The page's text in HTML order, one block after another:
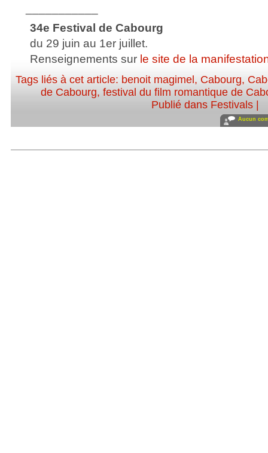
34e Festival de Cabourg
du 29 juin au 1er juillet.
Renseignements sur le site de la
Tags liés à cet article: benoit magimel , Cabourg,
de Cabourg,festival du film romantique de
Publié dans Festivals
Aucun